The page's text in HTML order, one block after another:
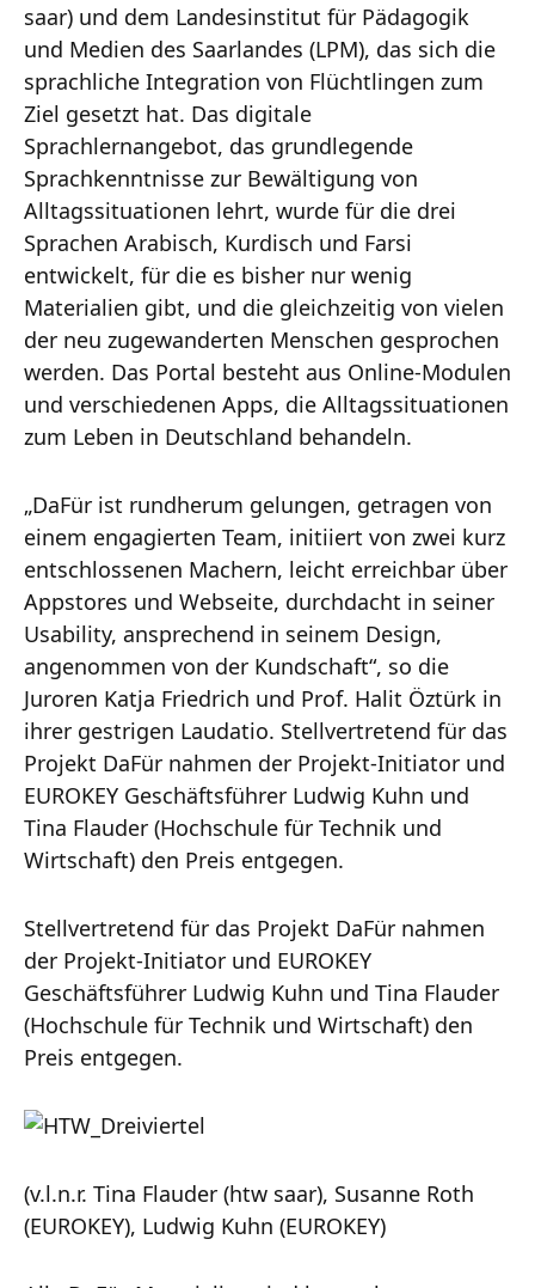
saar) und dem Landesinstitut für Pädagogik
und Medien des Saarlandes (LPM), das sich die
sprachliche Integration von Flüchtlingen zum
Ziel gesetzt hat. Das digitale
Sprachlernangebot, das grundlegende
Sprachkenntnisse zur Bewältigung von
Alltagssituationen lehrt, wurde für die drei
Sprachen Arabisch, Kurdisch und Farsi
entwickelt, für die es bisher nur wenig
Materialien gibt, und die gleichzeitig von vielen
der neu zugewanderten Menschen gesprochen
werden. Das Portal besteht aus Online-Modulen
und verschiedenen Apps, die Alltagssituationen
zum Leben in Deutschland behandeln.
„DaFür ist rundherum gelungen, getragen von
einem engagierten Team, initiiert von zwei kurz
entschlossenen Machern, leicht erreichbar über
Appstores und Webseite, durchdacht in seiner
Usability, ansprechend in seinem Design,
angenommen von der Kundschaft“, so die
Juroren Katja Friedrich und Prof. Halit Öztürk in
ihrer gestrigen Laudatio. Stellvertretend für das
Projekt DaFür nahmen der Projekt-Initiator und
EUROKEY Geschäftsführer Ludwig Kuhn und
Tina Flauder (Hochschule für Technik und
Wirtschaft) den Preis entgegen.
Stellvertretend für das Projekt DaFür nahmen
der Projekt-Initiator und EUROKEY
Geschäftsführer Ludwig Kuhn und Tina Flauder
(Hochschule für Technik und Wirtschaft) den
Preis entgegen.
(v.l.n.r. Tina Flauder (htw saar), Susanne Roth
(EUROKEY), Ludwig Kuhn (EUROKEY)